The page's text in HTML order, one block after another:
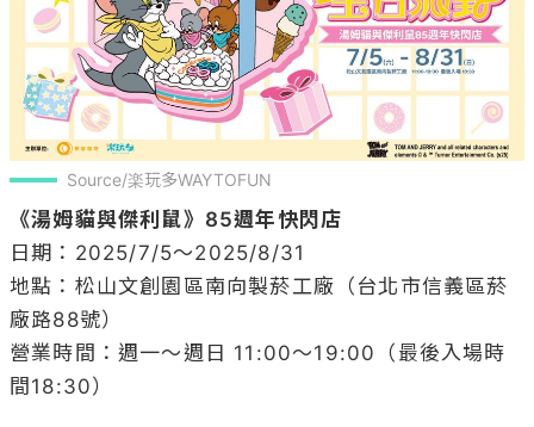
Source/楽玩多WAYTOFUN
《湯姆貓與傑利鼠》85週年快閃店
日期：2025/7/5～2025/8/31
地點：松山文創園區南向製菸工廠（台北市信義區菸
廠路88號）
營業時間：週一～週日 11:00～19:00（最後入場時
間18:30）